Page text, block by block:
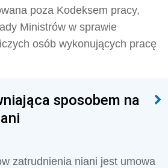
poza Kodeksem pracy,
Ministrów w sprawie
osób wykonujących pracę
sposobem na
zatrudnienia niani jest umowa